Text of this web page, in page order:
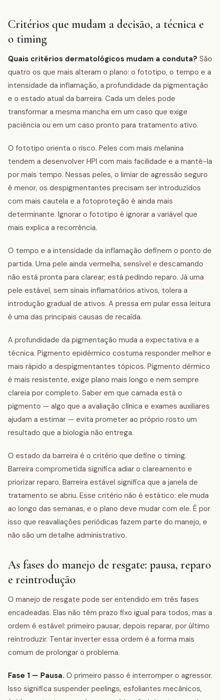
Critérios que mudam a decisão, a técnica e
o timing
Quais critérios dermatológicos mudam a conduta? São
quatro os que mais alteram o plano: o fototipo, o tempo e a
intensidade da inflamação, a profundidade da pigmentação
e o estado atual da barreira. Cada um deles pode
transformar a mesma mancha em um caso que exige
paciência ou em um caso pronto para tratamento ativo.
O fototipo orienta o risco. Peles com mais melanina
tendem a desenvolver HPI com mais facilidade e a mantê-la
por mais tempo. Nessas peles, o limiar de agressão seguro
é menor, os despigmentantes precisam ser introduzidos
com mais cautela e a fotoproteção é ainda mais
determinante. Ignorar o fototipo é ignorar a variável que
mais explica a recorrência.
O tempo e a intensidade da inflamação definem o ponto de
partida. Uma pele ainda vermelha, sensível e descamando
não está pronta para clarear; está pedindo reparo. Já uma
pele estável, sem sinais inflamatórios ativos, tolera a
introdução gradual de ativos. A pressa em pular essa leitura
é uma das principais causas de recaída.
A profundidade da pigmentação muda a expectativa e a
técnica. Pigmento epidérmico costuma responder melhor e
mais rápido a despigmentantes tópicos. Pigmento dérmico
é mais resistente, exige plano mais longo e nem sempre
clareia por completo. Saber em que camada está o
pigmento — algo que a avaliação clínica e exames auxiliares
ajudam a estimar — evita prometer ao próprio rosto um
resultado que a biologia não entrega.
O estado da barreira é o critério que define o timing.
Barreira comprometida significa adiar o clareamento e
priorizar reparo. Barreira estável significa que a janela de
tratamento se abriu. Esse critério não é estático: ele muda
ao longo das semanas, e o plano deve mudar com ele. É por
isso que reavaliações periódicas fazem parte do manejo, e
não são um detalhe administrativo.
As fases do manejo de resgate: pausa, reparo
e reintrodução
O manejo de resgate pode ser entendido em três fases
encadeadas. Elas não têm prazo fixo igual para todos, mas a
ordem é estável: primeiro pausar, depois reparar, por último
reintroduzir. Tentar inverter essa ordem é a forma mais
comum de prolongar o problema.
Fase 1 — Pausa. O primeiro passo é interromper o agressor.
Isso significa suspender peelings, esfoliantes mecânicos,